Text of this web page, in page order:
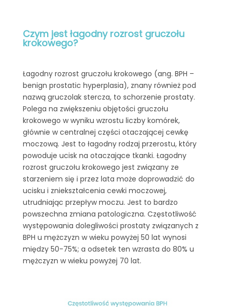
Czym jest łagodny rozrost gruczołu
krokowego?
Łagodny rozrost gruczołu krokowego (ang. BPH –
benign prostatic hyperplasia), znany również pod
nazwą gruczolak stercza, to schorzenie prostaty.
Polega na zwiększeniu objętości gruczołu
krokowego w wyniku wzrostu liczby komórek,
głównie w centralnej części otaczającej cewkę
moczową. Jest to łagodny rodzaj przerostu, który
powoduje ucisk na otaczające tkanki. Łagodny
rozrost gruczołu krokowego jest związany ze
starzeniem się i przez lata może doprowadzić do
ucisku i zniekształcenia cewki moczowej,
utrudniając przepływ moczu. Jest to bardzo
powszechna zmiana patologiczna. Częstotliwość
występowania dolegliwości prostaty związanych z
BPH u mężczyzn w wieku powyżej 50 lat wynosi
między 50-75%; a odsetek ten wzrasta do 80% u
mężczyzn w wieku powyżej 70 lat.